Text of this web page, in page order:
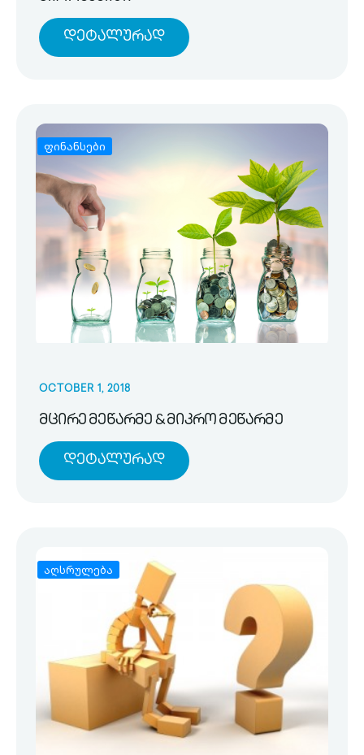
Დეტალურად
ფინანსები
OCTOBER 1, 2018
მცირე მეწარმე & მიკრო მეწარმე
Დეტალურად
აღსრულება